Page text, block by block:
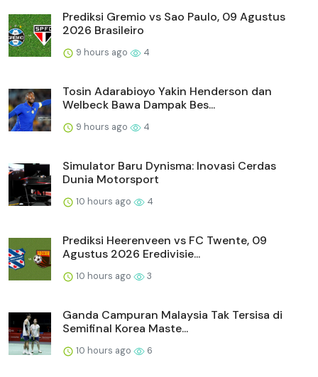
Prediksi Gremio vs Sao Paulo, 09 Agustus
2026 Brasileiro
9 hours ago 4
Tosin Adarabioyo Yakin Henderson dan
Welbeck Bawa Dampak Bes...
9 hours ago 4
Simulator Baru Dynisma: Inovasi Cerdas
Dunia Motorsport
10 hours ago 4
Prediksi Heerenveen vs FC Twente, 09
Agustus 2026 Eredivisie...
10 hours ago 3
Ganda Campuran Malaysia Tak Tersisa di
Semifinal Korea Maste...
10 hours ago 6